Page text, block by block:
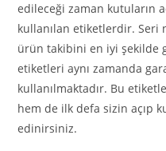
edileceği zaman kutuların
kullanılan etiketlerdir. Seri
ürün takibini en iyi şekilde
etiketleri aynı zamanda
kullanılmaktadır. Bu
hem de ilk defa sizin açıp
edinirsiniz.